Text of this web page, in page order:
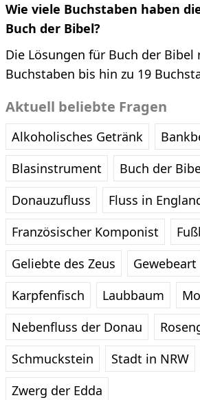
Wie viele Buchstaben haben
Buch der Bibel?
Die Lösungen für Buch der Bibel
Buchstaben bis hin zu 19
Aktuell beliebte Fragen
Alkoholisches Getränk
Blasinstrument
Buch der
Donauzufluss
Fluss in
Französischer Komponist
Geliebte des Zeus
Gewebeart
Karpfenfisch
Laubbaum
Nebenfluss der Donau
Schmuckstein
Stadt in NRW
Zwerg der Edda